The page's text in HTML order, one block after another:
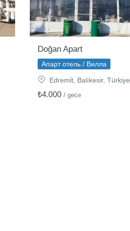
Doğan Apart
Апарт отель / Вилла
Edremi̇t, Balıkesir, Türkiye
₺4.000 / gece